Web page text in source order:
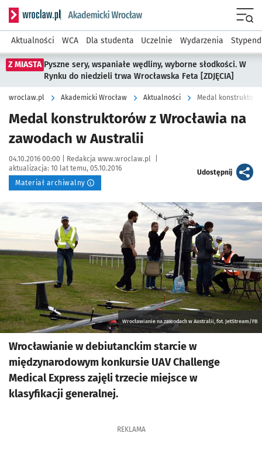
Serwis informacyjny wroclaw.pl podserwis: Akademicki
Aktualności WCA Dla studenta Uczelnie Wydarzenia
Z MIASTA Pyszne sery, wspaniałe wędliny, wyborne słodkości. W
Rynku do niedzieli trwa Wrocławska Feta [ZDJĘCIA]
wroclaw.pl Akademicki Wrocław Aktualności Medal
Medal konstruktorów z Wrocławia na
zawodach w Australii
Data publikacji:
04.10.2016 00:00 | Autor:
Redakcja www.wroclaw.pl
aktualizacja: 10 lat temu, 05.10.2016
Materiał archiwalny
Udostępnijartykuł
Kliknij, aby powiększyć
Wrocławianie na zawodach w Australii, fot. JetStream/FB
Wrocławianie w debiutanckim starcie w
międzynarodowym konkursie UAV Challenge
Medical Express zajęli trzecie miejsce w
klasyfikacji generalnej.
REKLAMA